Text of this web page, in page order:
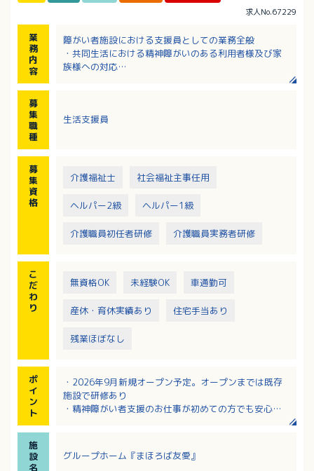
求人No.67229
業
務
内
容
障がい者施設における支援員としての業務全般
・共同生活における精神障がいのある利用者様及び家
族様への対応
・利用者様不調時の診察同行
募
集
職
種
生活支援員
募
集
資
格
介護福祉士 社会福祉主事任用
ヘルパー2級 ヘルパー1級
介護職員初任者研修 介護職員実務者研修
こ
だ
わ
り
無資格OK 未経験OK 車通勤可
産休・育休実績あり 住宅手当あり
残業ほぼなし
ポ
イ
ン
ト
・2026年9月新規オープン予定。オープンまでは既存
施設で研修あり
・精神障がい者支援のお仕事が初めての方でも安心し
利厚生・各種手当が充実！
・身体介助が少ないため、介護の実務経験問わず働い
施
設
名
グループホーム『まほろば友愛』